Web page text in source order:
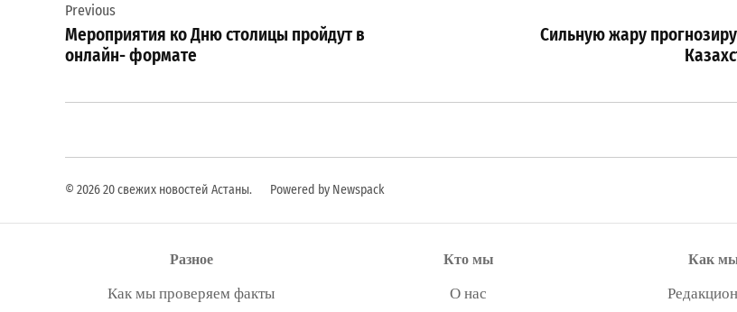
по
записям
Previous
Мероприятия ко Дню столицы пройдут в
онлайн- формате
Сильную жару
© 2026 20 свежих новостей Астаны. Powered by Newspack
Разное
Как мы проверяем факты
Кто мы
О нас
Как